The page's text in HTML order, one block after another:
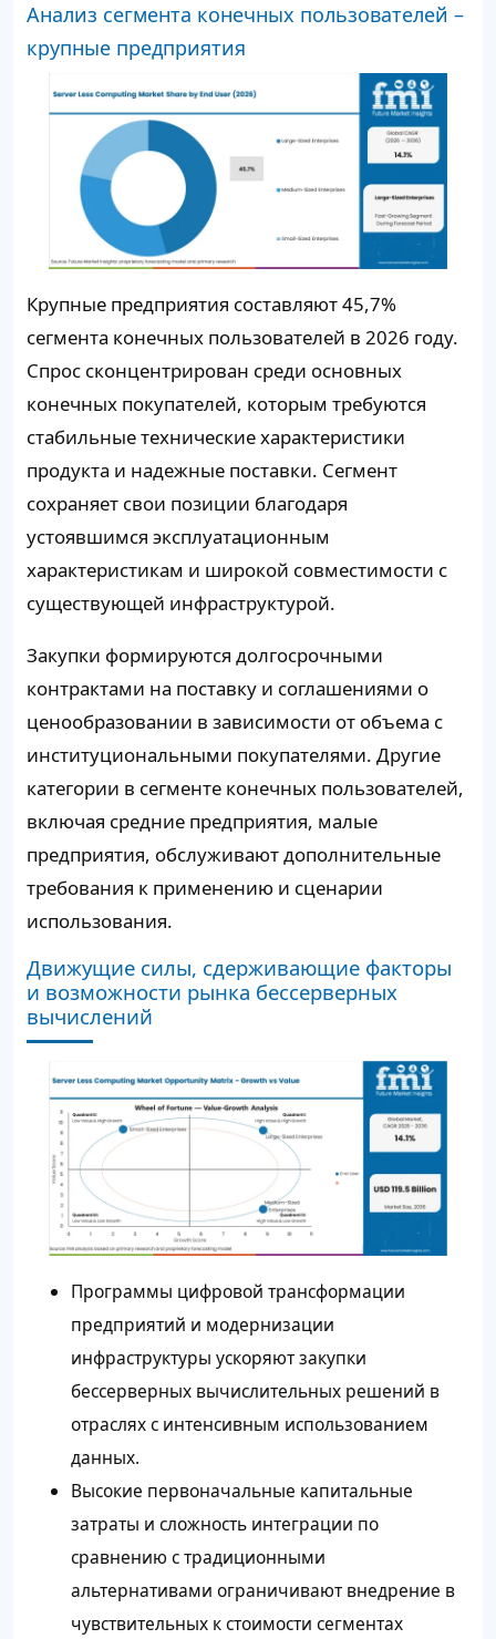
Анализ сегмента конечных пользователей –
крупные предприятия
Крупные предприятия составляют 45,7%
сегмента конечных пользователей в 2026 году.
Спрос сконцентрирован среди основных
конечных покупателей, которым требуются
стабильные технические характеристики
продукта и надежные поставки. Сегмент
сохраняет свои позиции благодаря
устоявшимся эксплуатационным
характеристикам и широкой совместимости с
существующей инфраструктурой.
Закупки формируются долгосрочными
контрактами на поставку и соглашениями о
ценообразовании в зависимости от объема с
институциональными покупателями. Другие
категории в сегменте конечных пользователей,
включая средние предприятия, малые
предприятия, обслуживают дополнительные
требования к применению и сценарии
использования.
Движущие силы, сдерживающие факторы
и возможности рынка бессерверных
вычислений
Программы цифровой трансформации
предприятий и модернизации
инфраструктуры ускоряют закупки
бессерверных вычислительных решений в
отраслях с интенсивным использованием
данных.
Высокие первоначальные капитальные
затраты и сложность интеграции по
сравнению с традиционными
альтернативами ограничивают внедрение в
чувствительных к стоимости сегментах